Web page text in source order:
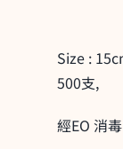
Size :
500支,
經EO 消毒